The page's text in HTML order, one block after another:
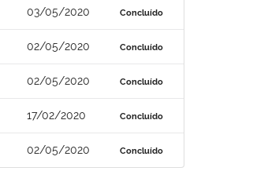
03/05/2020 Concluído
02/05/2020 Concluído
02/05/2020 Concluído
17/02/2020 Concluído
02/05/2020 Concluído